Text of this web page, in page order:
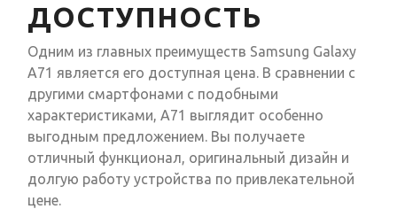
ДОСТУПНОСТЬ
Одним из главных преимуществ Samsung Galaxy
A71 является его доступная цена. В сравнении с
другими смартфонами с подобными
характеристиками, A71 выглядит особенно
выгодным предложением. Вы получаете
отличный функционал, оригинальный дизайн и
долгую работу устройства по привлекательной
цене.